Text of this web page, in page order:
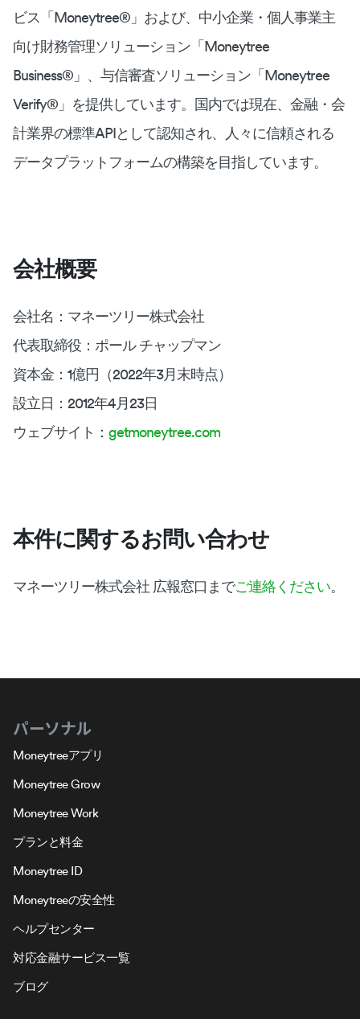
ビス「Moneytree®︎」および、中小企業・個人事業主
向け財務管理ソリューション「Moneytree
Business®︎」、与信審査ソリューション「Moneytree
Verify®︎」を提供しています。国内では現在、金融・会
計業界の標準APIとして認知され、人々に信頼される
データプラットフォームの構築を目指しています。
会社概要
会社名：マネーツリー株式会社
代表取締役：ポール チャップマン
資本金：1億円（2022年3月末時点）
設立日：2012年4月23日
ウェブサイト： getmoneytree.com
本件に関するお問い合わせ
マネーツリー株式会社 広報窓口までご連絡ください。
パーソナル
Moneytreeアプリ
Moneytree Grow
Moneytree Work
プランと料金
Moneytree ID
Moneytreeの安全性
ヘルプセンター
対応金融サービス一覧
ブログ